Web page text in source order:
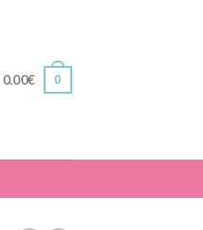
0.00€ 0